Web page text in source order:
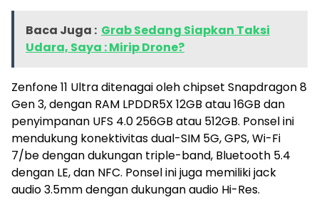
Baca Juga : Grab Sedang Siapkan Taksi
Udara, Saya : Mirip Drone?
Zenfone 11 Ultra ditenagai oleh chipset Snapdragon 8
Gen 3, dengan RAM LPDDR5X 12GB atau 16GB dan
penyimpanan UFS 4.0 256GB atau 512GB. Ponsel ini
mendukung konektivitas dual-SIM 5G, GPS, Wi-Fi
7/be dengan dukungan triple-band, Bluetooth 5.4
dengan LE, dan NFC. Ponsel ini juga memiliki jack
audio 3.5mm dengan dukungan audio Hi-Res.